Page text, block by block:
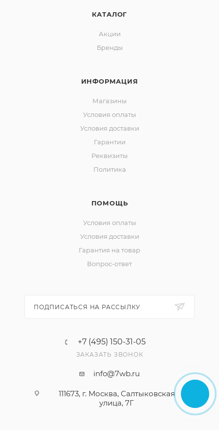
КАТАЛОГ
Акции
Бренды
ИНФОРМАЦИЯ
Магазины
Условия оплаты
Условия доставки
Гарантии
Реквизиты
Политика
ПОМОЩЬ
Условия оплаты
Условия доставки
Гарантия на товар
Вопрос-ответ
ПОДПИСАТЬСЯ НА РАССЫЛКУ
+7 (495) 150-31-05
ЗАКАЗАТЬ ЗВОНОК
info@7wb.ru
111673, г. Москва, Салтыковская
улица, 7Г